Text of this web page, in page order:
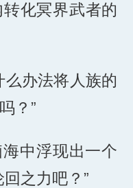
化冥界武者的
么办法将人族的
？”
中浮现出一个
之力吧？”